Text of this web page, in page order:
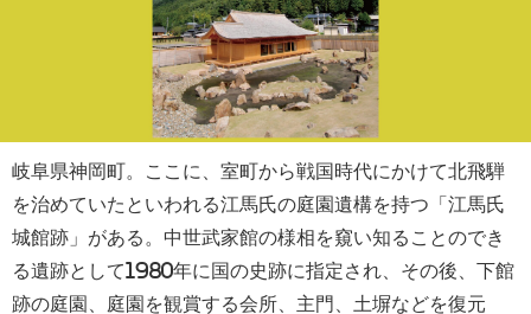
岐阜県神岡町。ここに、室町から戦国時代にかけて北飛騨
を治めていたといわれる江馬氏の庭園遺構を持つ「江馬氏
城館跡」がある。中世武家館の様相を窺い知ることのでき
る遺跡として1980年に国の史跡に指定され、その後、下館
跡の庭園、庭園を観賞する会所、主門、土塀などを復元